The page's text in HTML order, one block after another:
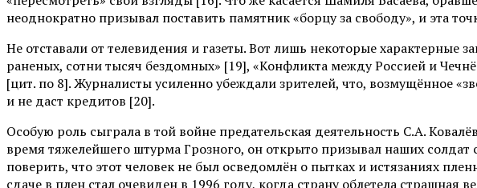
неоднократно призывал поставить памятник «борцу за свободу», и эта
Не отставали от телевидения и газеты. Вот лишь некоторые
раненых, сотни тысяч бездомных» [19], «Конфликта между Россией и
[цит. по 8]. Журналисты усиленно убеждали зрителей, что, возмущённое
и не даст кредитов [20].
Особую роль сыграла в той войне предательская деятельность С.А.
время тяжелейшего штурма Грозного, он открыто призывал наших солдат
поверить, что этот человек не был осведомлён о пытках и истязаниях
сдаче в плен стал очевиден в 1996 году, когда страну облетела